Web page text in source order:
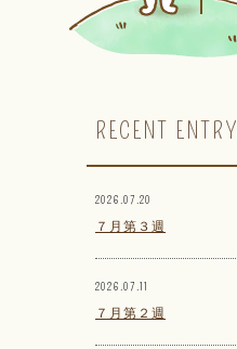
RECENT ENTRY
2026.07.20
７月第３週
2026.07.11
７月第２週